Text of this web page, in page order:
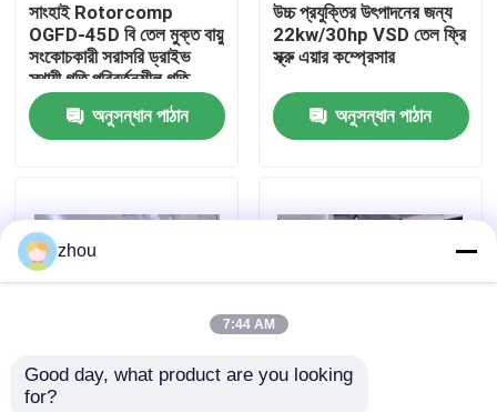
কারখানা ভ্রমণ
মান নিয়ন্ত্রণ
খবর
উদ্ধৃতির জন্য আবেদন
সাংহাই Rotorcomp
OGFD-45D বি তেল মুক্ত বায়ু
সংকোচকারী সরাসরি ড্রাইভ
স্থায়ী গতি পরিবর্তনশীল গতি
শিল্পের জন্য
অনুসন্ধান পাঠান
উচ্চ প্রযুক্তির উৎপাদনের জন্য
22kw/30hp VSD তেল ফ্রি
স্ক্রু এয়ার কম্প্রেসার
অনুসন্ধান পাঠান
ভিএসডি জিএইচএইচ তেল মুক্ত
zhou
7:44 AM
Good day, what product are you looking
for?